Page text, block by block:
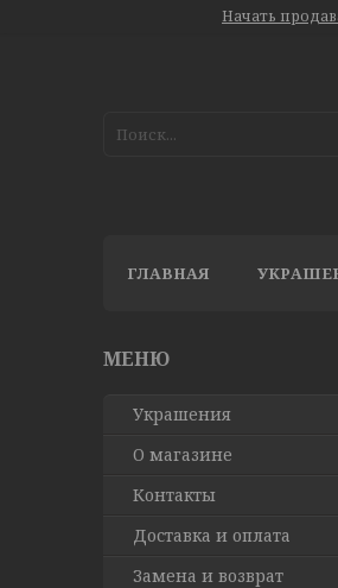
Начать
ГЛАВНАЯ
Украшения
О магазине
Контакты
Доставка и оплата
Замена и возврат